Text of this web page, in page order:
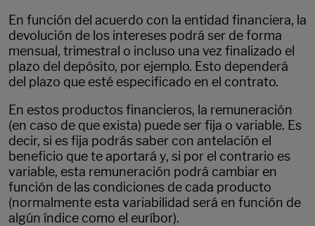
En función del acuerdo con la entidad financiera, la
devolución de los intereses podrá ser de forma
mensual, trimestral o incluso una vez finalizado el
plazo del depósito, por ejemplo. Esto dependerá
del plazo que esté especificado en el contrato.
En estos productos financieros, la remuneración
(en caso de que exista) puede ser fija o variable. Es
decir, si es fija podrás saber con antelación el
beneficio que te aportará y, si por el contrario es
variable, esta remuneración podrá cambiar en
función de las condiciones de cada producto
(normalmente esta variabilidad será en función de
algún índice como el euríbor).